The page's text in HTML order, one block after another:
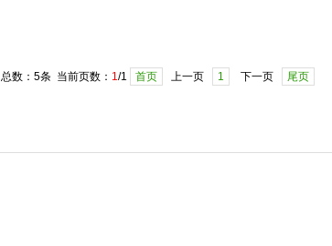
总数：5条 当前页数： 1/1 首页 上一页 1 下一页 尾页